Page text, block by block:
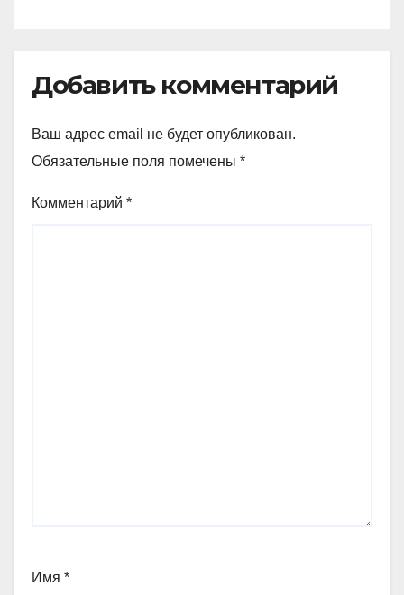
Добавить комментарий
Ваш адрес email не будет опубликован.
Обязательные поля помечены *
Комментарий *
Имя *